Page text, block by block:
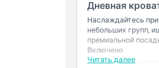
Дневная
Наслаждайтесь
небольших групп,
премиальной
Читать далее
Включено
Диванные места